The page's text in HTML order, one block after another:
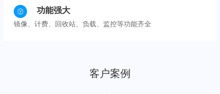
功能强大
镜像、计费、回收站、负载、监控等功能齐全
客户案例